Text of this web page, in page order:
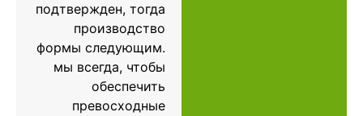
подтвержден, тогда
производство
формы следующим.
мы всегда, чтобы
обеспечить
превосходные